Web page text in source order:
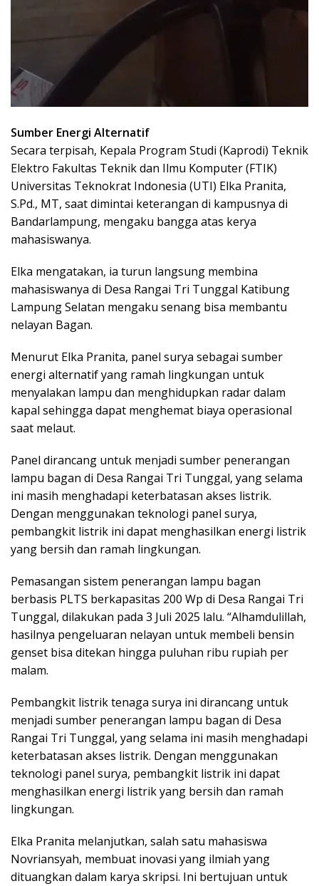
Sumber Energi Alternatif
Secara terpisah, Kepala Program Studi (Kaprodi) Teknik
Elektro Fakultas Teknik dan Ilmu Komputer (FTIK)
Universitas Teknokrat Indonesia (UTI) Elka Pranita,
S.Pd., MT, saat dimintai keterangan di kampusnya di
Bandarlampung, mengaku bangga atas kerya
mahasiswanya.
Elka mengatakan, ia turun langsung membina
mahasiswanya di Desa Rangai Tri Tunggal Katibung
Lampung Selatan mengaku senang bisa membantu
nelayan Bagan.
Menurut Elka Pranita, panel surya sebagai sumber
energi alternatif yang ramah lingkungan untuk
menyalakan lampu dan menghidupkan radar dalam
kapal sehingga dapat menghemat biaya operasional
saat melaut.
Panel dirancang untuk menjadi sumber penerangan
lampu bagan di Desa Rangai Tri Tunggal, yang selama
ini masih menghadapi keterbatasan akses listrik.
Dengan menggunakan teknologi panel surya,
pembangkit listrik ini dapat menghasilkan energi listrik
yang bersih dan ramah lingkungan.
Pemasangan sistem penerangan lampu bagan
berbasis PLTS berkapasitas 200 Wp di Desa Rangai Tri
Tunggal, dilakukan pada 3 Juli 2025 lalu. “Alhamdulillah,
hasilnya pengeluaran nelayan untuk membeli bensin
genset bisa ditekan hingga puluhan ribu rupiah per
malam.
Pembangkit listrik tenaga surya ini dirancang untuk
menjadi sumber penerangan lampu bagan di Desa
Rangai Tri Tunggal, yang selama ini masih menghadapi
keterbatasan akses listrik. Dengan menggunakan
teknologi panel surya, pembangkit listrik ini dapat
menghasilkan energi listrik yang bersih dan ramah
lingkungan.
Elka Pranita melanjutkan, salah satu mahasiswa
Novriansyah, membuat inovasi yang ilmiah yang
dituangkan dalam karya skripsi. Ini bertujuan untuk